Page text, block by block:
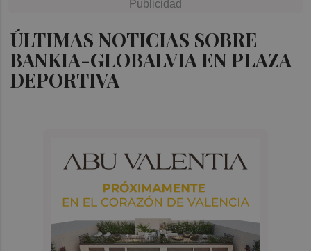
ÚLTIMAS NOTICIAS SOBRE
BANKIA-GLOBALVIA EN PLAZA
DEPORTIVA